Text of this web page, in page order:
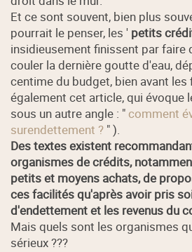
Et ce sont souvent, bien plus
pourrait le penser, les ' petits
insidieusement finissent par faire
couler la dernière goutte d'eau,
centime du budget, bien avant les
également cet article, qui évoque
sous un autre angle : " comment
surendettement ? " ).
Des textes existent
organismes de crédits,
petits et moyens achats, de
ces facilités qu'après avoir pris
d'endettement et les revenus du
Mais quels sont les organismes
sérieux ???